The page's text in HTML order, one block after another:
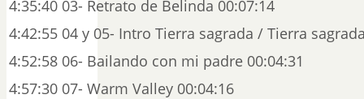
4:35:40 03- Retrato de Belinda 00:07:14
4:42:55 04 y 05- Intro Tierra sagrada / Tierra
4:52:58 06- Bailando con mi padre 00:04:31
4:57:30 07- Warm Valley 00:04:16